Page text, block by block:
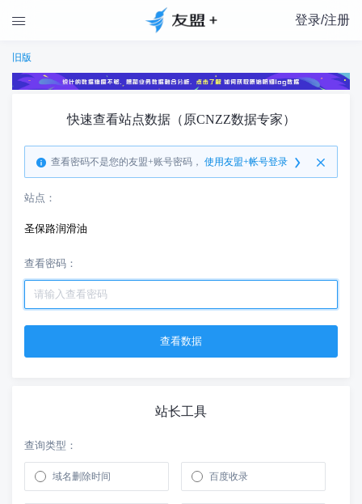
 登录/注册
旧版
快速查看站点数据（原CNZZ数据专家）
查看密码不是您的友盟+账号密码， 使用友盟+帐号登录
站点：
圣保路润滑油
查看密码：
站长工具
查询类型：
域名删除时间 百度收录